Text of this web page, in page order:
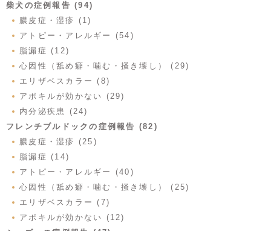
柴犬の症例報告 (94)
膿皮症・湿疹 (1)
アトピー・アレルギー (54)
脂漏症 (12)
心因性（舐め癖・噛む・掻き壊し） (29)
エリザベスカラー (8)
アポキルが効かない (29)
内分泌疾患 (24)
フレンチブルドックの症例報告 (82)
膿皮症・湿疹 (25)
脂漏症 (14)
アトピー・アレルギー (40)
心因性（舐め癖・噛む・掻き壊し） (25)
エリザベスカラー (7)
アポキルが効かない (12)